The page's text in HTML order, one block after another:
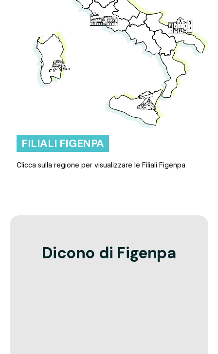
FILIALI FIGENPA
Clicca sulla regione per visualizzare le Filiali Figenpa
Dicono di Figenpa